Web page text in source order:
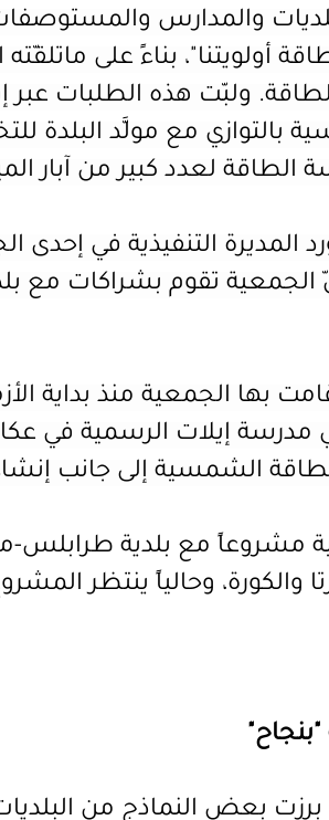
والمدارس
أولويتنا" ، بناءً على ما
ولبّت هذه الطلبات عبر
بالتوازي مع مولَّد البلدة
لعدد كبير من آبار
المديرة التنفيذية في إحدى
الجمعية تقوم بشراكات مع
بها الجمعية منذ بداية
مدرسة إيلات الرسمية في
الشمسية إلى جانب
مشروعاً مع بلدية طرابلس-
وحالياً ينتظر
بعض النماذج من